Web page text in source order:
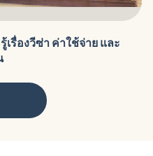
เรื่องวีซ่า ค่าใช้จ่าย และ